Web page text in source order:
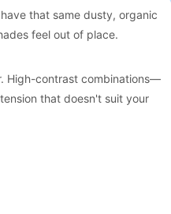
that same dusty, organic
feel out of place.
High-contrast combinations—
that doesn't suit your